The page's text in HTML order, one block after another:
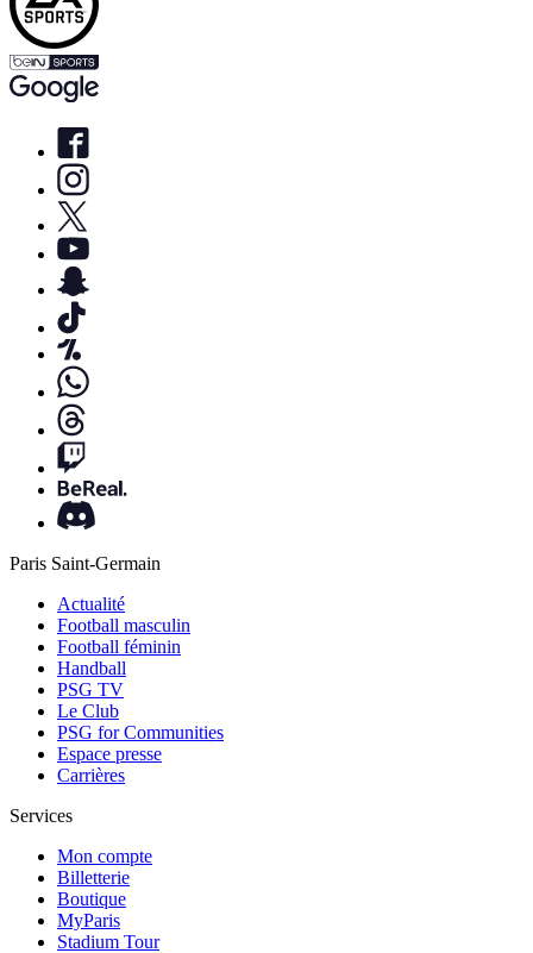
Paris Saint-Germain
Actualité
Football masculin
Football féminin
Handball
PSG TV
Le Club
PSG for Communities
Espace presse
Carrières
Services
Mon compte
Billetterie
Boutique
MyParis
Stadium Tour